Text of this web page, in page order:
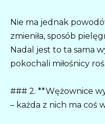
Nie ma jednak
zmieniła, sposób
Nadal jest to ta sama
pokochali miłośnicy
### 2. **Wężownice
– każda z nich ma coś